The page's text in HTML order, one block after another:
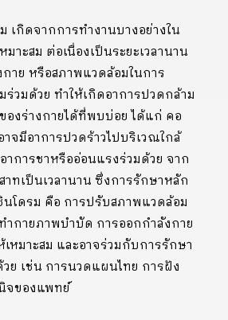
เกิดจากการทำงานบางอย่างใน
มาะสม ต่อเนื่องเป็นระยะเวลานาน
าย หรือสภาพแวดล้อมในการ
ร่วมด้วย ทำให้เกิดอาการปวดกล้าม
องร่างกายได้ที่พบบ่อย ได้แก่ คอ
จมีอาการปวดร้าวไปบริเวณใกล้
าการชาหรืออ่อนแรงร่วมด้วย จาก
ทเป็นเวลานาน ซึ่งการรักษาหลัก
โดรม คือ การปรับสภาพแวดล้อม
ำกายภาพบำบัด การออกกำลังกาย
หมาะสม และอาจร่วมกับการรักษา
ย เช่น การนวดแผนไทย การฝัง
จของแพทย์